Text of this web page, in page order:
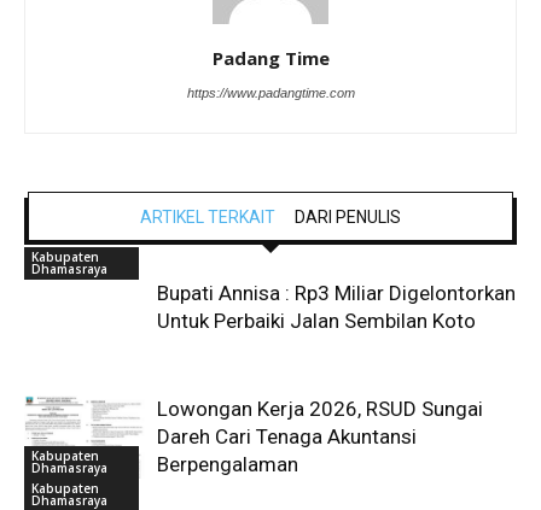
Padang Time
https://www.padangtime.com
ARTIKEL TERKAIT DARI PENULIS
Kabupaten
Dhamasraya
Bupati Annisa : Rp3 Miliar Digelontorkan
Untuk Perbaiki Jalan Sembilan Koto
Kabupaten
Dhamasraya
Lowongan Kerja 2026, RSUD Sungai
Dareh Cari Tenaga Akuntansi
Berpengalaman
Kabupaten
Dhamasraya